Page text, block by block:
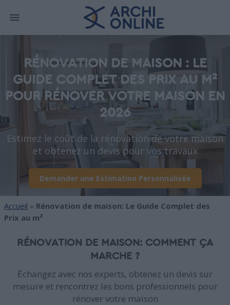
RÉNOVATION DE MAISON : LE
GUIDE COMPLET DES PRIX AU M²
POUR RÉNOVER VOTRE MAISON EN
2026
Estimez le coût de la rénovation de votre maison
et obtenez un devis pour vos travaux
Demander une Estimation Personnalisée
Accueil » Rénovation de maison: Le Guide Complet des
Prix au m²
RÉNOVATION DE MAISON: COMMENT ÇA
MARCHE ?
Échangez avec nos experts, obtenez un devis sur
mesure et rencontrez les bons professionnels pour
rénover votre maison